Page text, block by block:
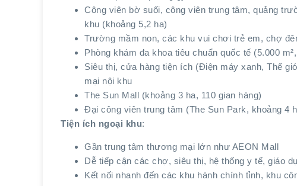
Công viên bờ suối, công viên trung tâm, quảng
khu (khoảng 5,2 ha)
Trường mầm non, các khu vui chơi trẻ em, chợ
Phòng khám đa khoa tiêu chuẩn quốc tế (5.000
Siêu thị, cửa hàng tiện ích (Điện máy xanh, Thế
mại nội khu
The Sun Mall (khoảng 3 ha, 110 gian hàng)
Đại công viên trung tâm (The Sun Park, khoảng
Tiện ích ngoại khu:
Gần trung tâm thương mại lớn như AEON Mall
Dễ tiếp cận các chợ, siêu thị, hệ thống y tế, giáo
Kết nối nhanh đến các khu hành chính tỉnh, khu